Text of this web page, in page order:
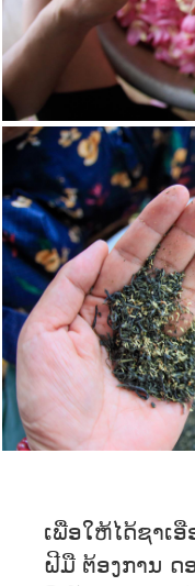
ເພື່ອໃຫ້ໄດ້ຊາ
ຝີມື ຕ້ອງການ ດ